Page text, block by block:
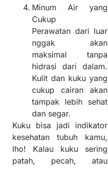
Minum Air yang
Cukup
Perawatan dari luar
nggak akan
maksimal tanpa
hidrasi dari dalam.
Kulit dan kuku yang
cukup cairan akan
tampak lebih sehat
dan segar.
Kuku bisa jadi indikator
kesehatan tubuh kamu,
lho! Kalau kuku sering
patah, pecah, atau